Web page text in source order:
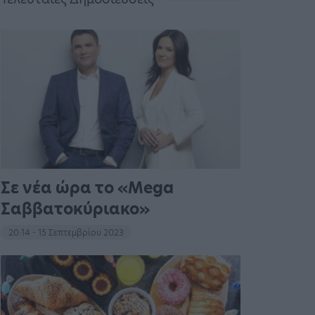
Σε νέα ώρα το «Mega
Σαββατοκύριακο»
20:14 - 15 Σεπτεμβρίου 2023